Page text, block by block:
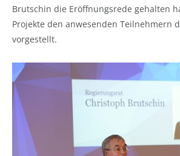
Brutschin die Eröffnungsrede gehalten
Projekte den anwesenden Teilnehmern
vorgestellt.